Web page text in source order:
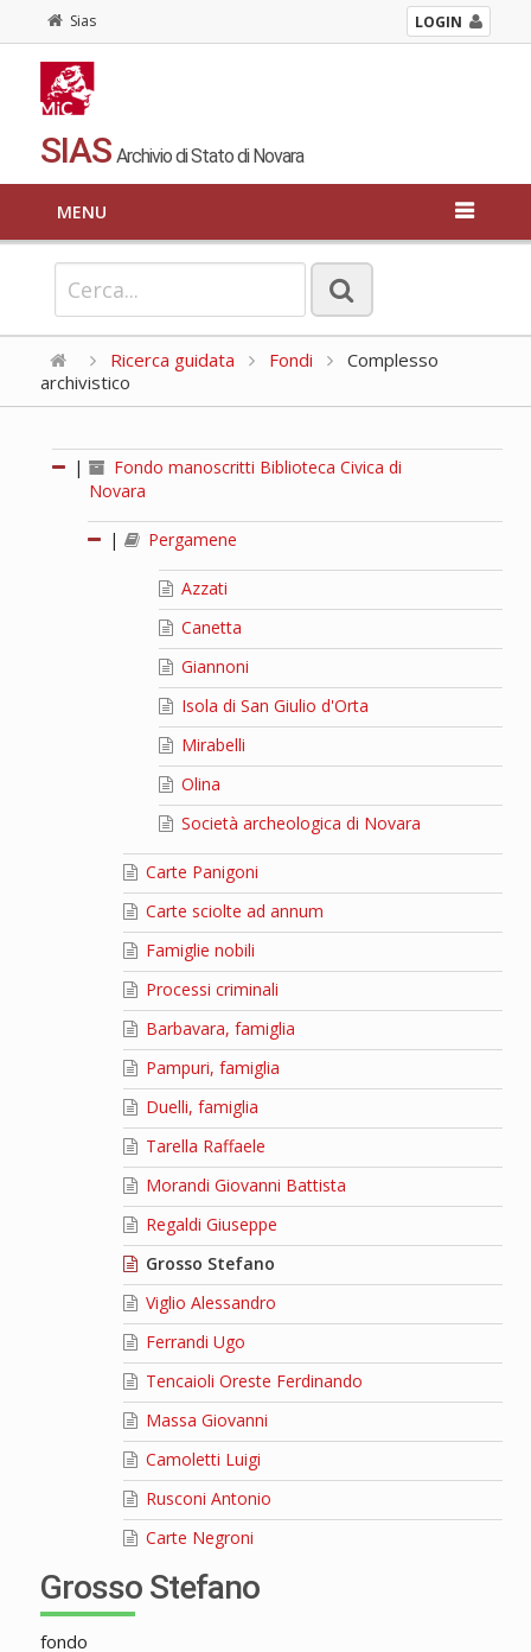
Sias LOGIN
SIAS Archivio di Stato di Novara
MENU
Ricerca guidata Fondi
Complesso
archivistico
|
Fondo manoscritti Biblioteca Civica di
Novara
| Pergamene
Azzati
Canetta
Giannoni
Isola di San Giulio d'Orta
Mirabelli
Olina
Società archeologica di Novara
Carte Panigoni
Carte sciolte ad annum
Famiglie nobili
Processi criminali
Barbavara, famiglia
Pampuri, famiglia
Duelli, famiglia
Tarella Raffaele
Morandi Giovanni Battista
Regaldi Giuseppe
Grosso Stefano
Viglio Alessandro
Ferrandi Ugo
Tencaioli Oreste Ferdinando
Massa Giovanni
Camoletti Luigi
Rusconi Antonio
Carte Negroni
Grosso Stefano
fondo